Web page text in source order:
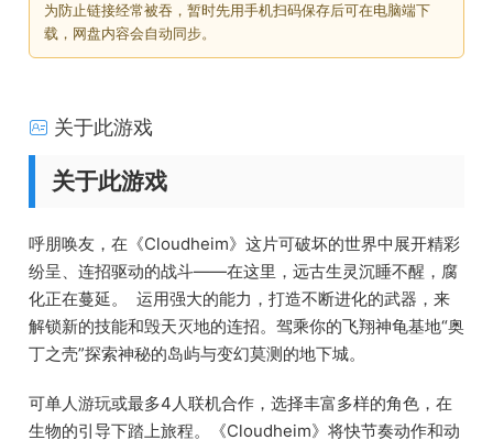
为防止链接经常被吞，暂时先用手机扫码保存后可在电脑端下
载，网盘内容会自动同步。
关于此游戏
关于此游戏
呼朋唤友，在《Cloudheim》这片可破坏的世界中展开精彩
纷呈、连招驱动的战斗——在这里，远古生灵沉睡不醒，腐
化正在蔓延。 运用强大的能力，打造不断进化的武器，来
解锁新的技能和毁天灭地的连招。驾乘你的飞翔神龟基地“奥
丁之壳”探索神秘的岛屿与变幻莫测的地下城。
可单人游玩或最多4人联机合作，选择丰富多样的角色，在
生物的引导下踏上旅程。《Cloudheim》将快节奏动作和动